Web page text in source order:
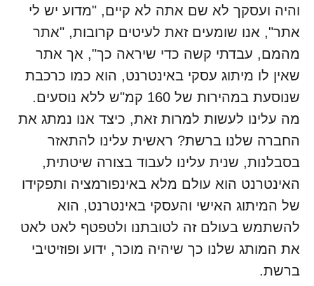
והיה ועסקך לא שם אתה לא קיים, "מדוע יש לי
אתר", אנו שומעים זאת לעיטים קרובות, "אתר
מהמם, עבדתי קשה כדי שיראה כך", אך אתר
שאין לו מיתוג עסקי באינטרנט, הוא כמו כרכבת
שנוסעת במהירות של 160 קמ"ש ללא נוסעים.
מה עלינו לעשות למרות זאת, כיצד אנו נמתג את
החברה שלנו ברשת? ראשית עלינו להתאזר
בסבלנות, שנית עלינו לעבוד בצורה שיטתית,
האינטרנט הוא עולם מלא באינפורמציה ותפקידו
של המיתוג האישי והעסקי באינטרנט, הוא
להשתמש בעולם זה לטובתנו ולטפטף לאט לאט
את המותג שלנו כך שיהיה מוכר, ידוע ופוזיטיבי
ברשת.